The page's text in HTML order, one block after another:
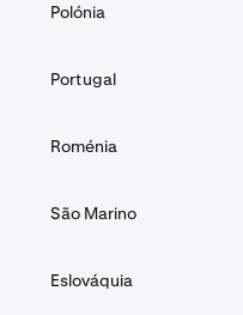
Polónia
Portugal
Roménia
São Marino
Eslováquia